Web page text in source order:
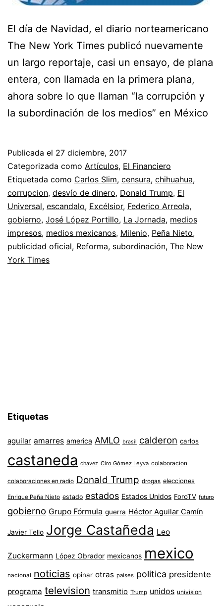
El día de Navidad, el diario norteamericano
The New York Times publicó nuevamente
un largo reportaje, casi un ensayo, de plana
entera, con llamada en la primera plana,
ahora sobre lo que llaman “la corrupción y
la subordinación de los medios” en México
Publicada el 27 diciembre, 2017
Categorizada como Artículos, El Financiero
Etiquetada como Carlos Slim, censura, chihuahua,
corrupcion, desvío de dinero, Donald Trump, El
Universal, escandalo, Excélsior, Federico Arreola,
gobierno, José López Portillo, La Jornada, medios
impresos, medios mexicanos, Milenio, Peña Nieto,
publicidad oficial, Reforma, subordinación, The New
York Times
Etiquetas
aguilar amarres america AMLO brasil calderon carlos
castaneda chavez Ciro Gómez Leyva colaboracion
colaboraciones en radio Donald Trump drogas elecciones
Enrique Peña Nieto estado estados Estados Unidos ForoTV futuro
gobierno Grupo Fórmula guerra Héctor Aguilar Camín
Javier Tello Jorge Castañeda Leo
Zuckermann López Obrador mexicanos mexico
nacional noticias opinar otras paises politica presidente
programa television transmitio Trump unidos univision